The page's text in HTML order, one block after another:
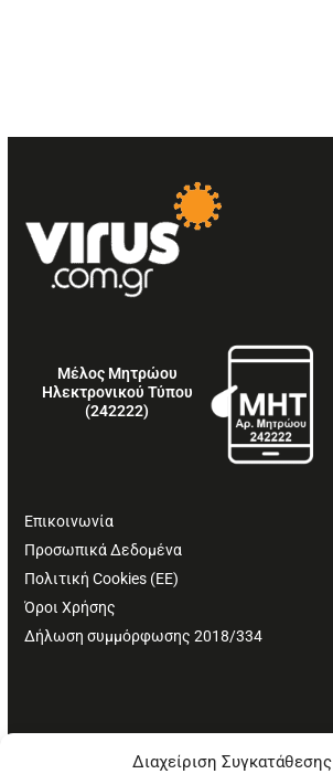
Διαχείριση Συγκατάθεσης
Μέλος Μητρώου
Ηλεκτρονικού Τύπου
(242222)
Επικοινωνία
Προσωπικά Δεδομένα
Πολιτική Cookies (ΕΕ)
Όροι Χρήσης
Δήλωση συμμόρφωσης 2018/334